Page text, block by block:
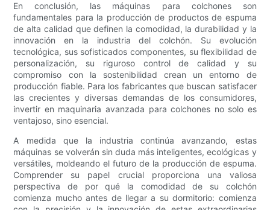
En conclusión, las máquinas para colchones son
fundamentales para la producción de productos de espuma
de alta calidad que definen la comodidad, la durabilidad y la
innovación en la industria del colchón. Su evolución
tecnológica, sus sofisticados componentes, su flexibilidad de
personalización, su riguroso control de calidad y su
compromiso con la sostenibilidad crean un entorno de
producción fiable. Para los fabricantes que buscan satisfacer
las crecientes y diversas demandas de los consumidores,
invertir en maquinaria avanzada para colchones no solo es
ventajoso, sino esencial.
A medida que la industria continúa avanzando, estas
máquinas se volverán sin duda más inteligentes, ecológicas y
versátiles, moldeando el futuro de la producción de espuma.
Comprender su papel crucial proporciona una valiosa
perspectiva de por qué la comodidad de su colchón
comienza mucho antes de llegar a su dormitorio: comienza